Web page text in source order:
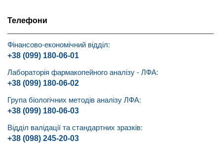
Телефони
Фінансово-економічний відділ:
+38 (099) 180-06-01
Лабораторія фармакопейного аналізу - ЛФА:
+38 (099) 180-06-02
Група біологічних методів аналізу ЛФА:
+38 (099) 180-06-03
Відділ валідації та стандартних зразків:
+38 (098) 245-20-03